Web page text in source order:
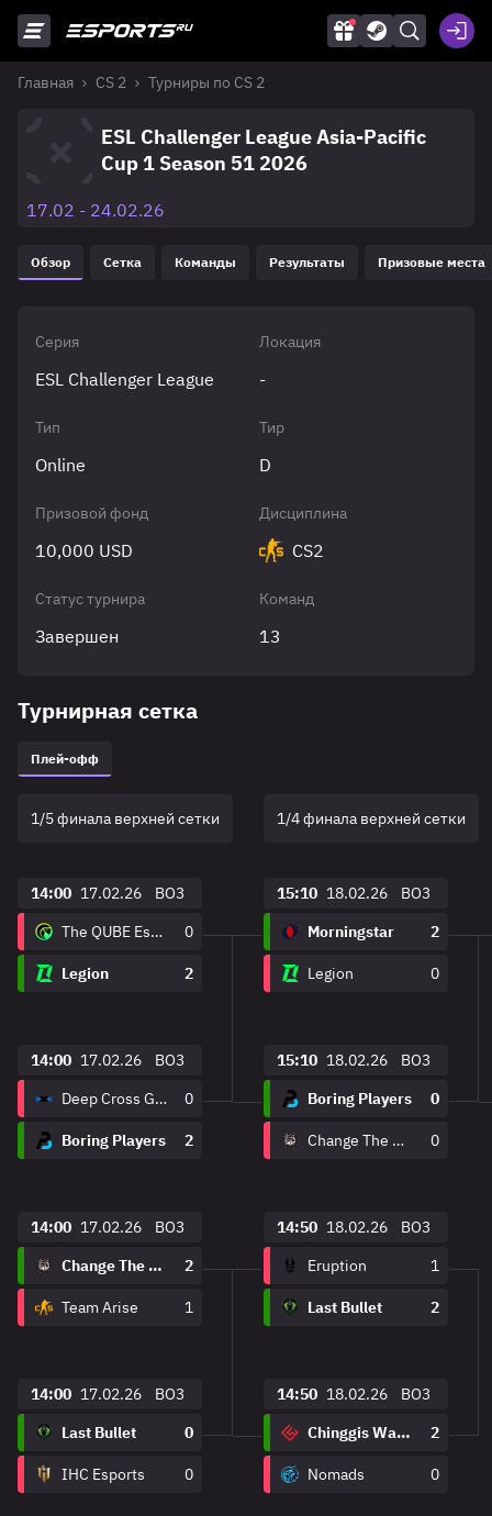
Главная CS 2 Турниры по CS 2
ESL Challenger League Asia-Pacific
Cup 1 Season 51 2026
17.02 - 24.02.26
Обзор Сетка Команды Результаты Призовые места
Серия
ESL Challenger League
Локация
-
Тип
Online
Тир
D
Призовой фонд
10,000 USD
Дисциплина
CS2
Статус турнира
Завершен
Команд
13
Турнирная сетка
Плей-офф
1/5 финала верхней сетки
14:00 17.02.26
BO3
The QUBE Esports
0
Legion 2
14:00 17.02.26
BO3
Deep Cross Gaming
0
Boring Players 2
14:00 17.02.26
BO3
Change The Game
2
Team Arise 1
14:00 17.02.26
BO3
Last Bullet
0
IHC Esports 0
1/4 финала верхней сетки
15:10 18.02.26
BO3
Morningstar
2
Legion 0
15:10 18.02.26
BO3
Boring Players
0
Change The Game 0
14:50 18.02.26
BO3
Eruption
1
Last Bullet 2
14:50 18.02.26
BO3
Chinggis Warriors
2
Nomads 0